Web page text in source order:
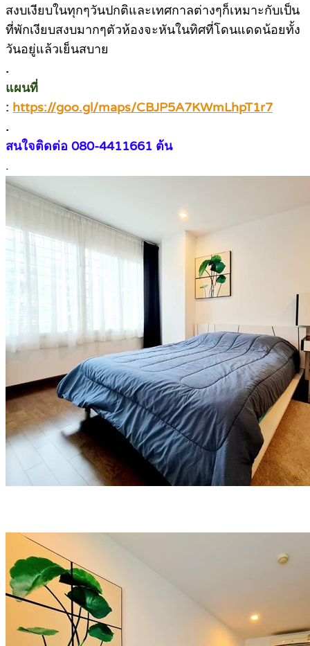
สงบเงียบในทุกๆวันปกติและเทศกาลต่างๆก็เหมาะกับเป็น
ที่พักเงียบสงบมากๆตัวห้องจะหันในทิศที่โดนแดดน้อยทั้ง
วันอยู่แล้วเย็นสบาย
.
แผนที่
: https://goo.gl/maps/CBJP5A7KWmLhpT1r7
.
สนใจติดต่อ 080-4411661 ต้น
.